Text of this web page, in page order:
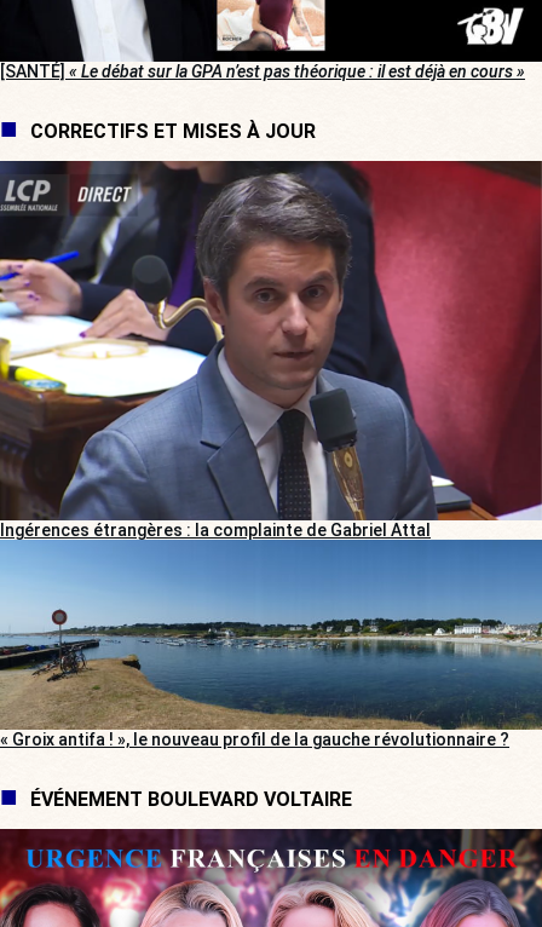
[SANTÉ] « Le débat sur la GPA n’est pas théorique : il est déjà en cours »
CORRECTIFS ET MISES À JOUR
Ingérences étrangères : la complainte de Gabriel Attal
« Groix antifa ! », le nouveau profil de la gauche révolutionnaire ?
ÉVÉNEMENT BOULEVARD VOLTAIRE